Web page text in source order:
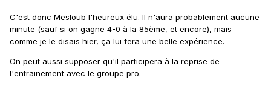
C'est donc Mesloub l'heureux élu. Il n'aura probablement aucune
minute (sauf si on gagne 4-0 à la 85ème, et encore), mais
comme je le disais hier, ça lui fera une belle expérience.
On peut aussi supposer qu'il participera à la reprise de
l'entrainement avec le groupe pro.